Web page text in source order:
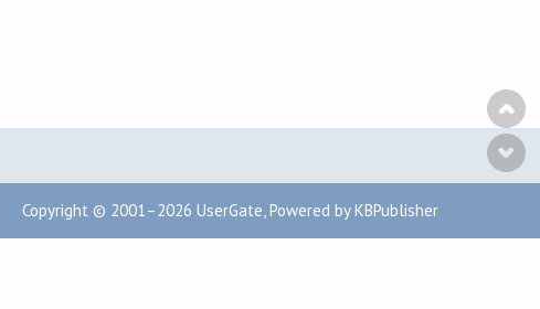
Copyright © 2001–2026 UserGate,Powered by KBPublisher